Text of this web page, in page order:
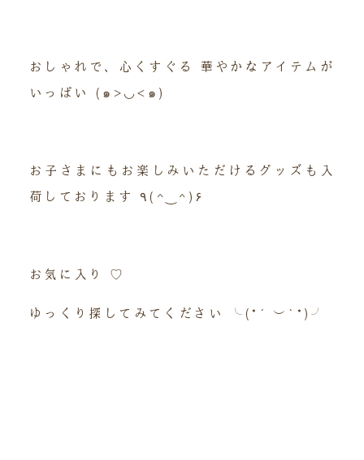
おしゃれで、心くすぐる 華やかなアイテムが
いっぱい (๑>◡<๑)
お子さまにもお楽しみいただけるグッズも入
荷しております ٩(^‿^)۶
お気に入り ♡
ゆっくり探してみてください ╰(*´︶`*)╯